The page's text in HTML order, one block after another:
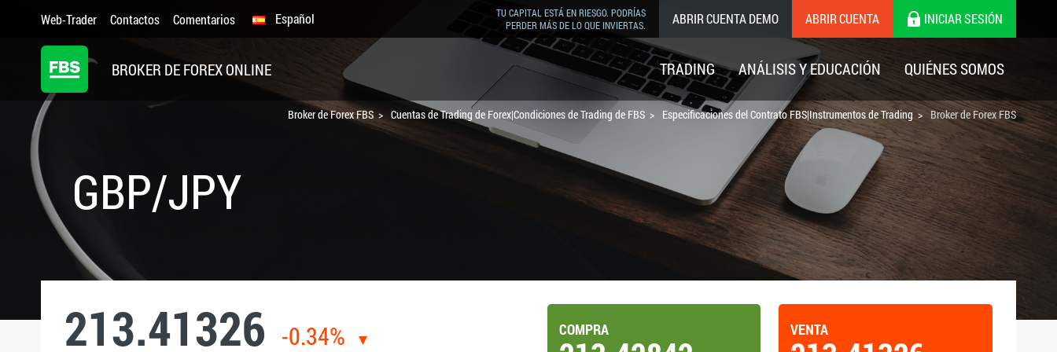
Web-Trader Contactos Comentarios
TU CAPITAL ESTÁ EN RIESGO. PODRÍAS
PERDER MÁS DE LO QUE INVIERTAS.
ABRIR CUENTA DEMO ABRIR CUENTA INICIAR SESIÓN
Español
BROKER DE FOREX ONLINE TRADING ANÁLISIS Y EDUCACIÓN QUIÉNES SOMOS
Broker de Forex FBS Cuentas de Trading de Forex|Condiciones de Trading de FBS Especificaciones del Contrato FBS|Instrumentos de Trading Broker de Forex FBS
GBP/JPY
213.41326 -0.34% COMPRA VENTA